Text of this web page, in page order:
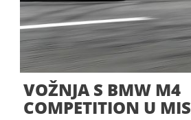
VOŽNJA S BMW M4
COMPETITION U